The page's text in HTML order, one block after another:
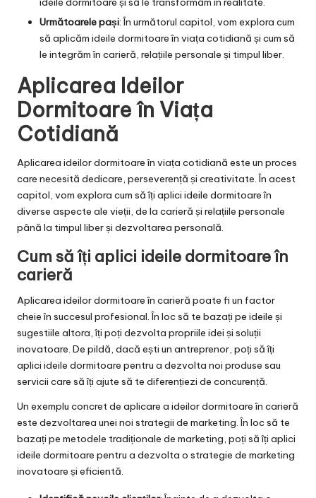
Următoarele pași: În următorul capitol, vom explora cum
să aplicăm ideile dormitoare în viața cotidiană și cum să
le integrăm în carieră, relațiile personale și timpul liber.
Aplicarea Ideilor
Dormitoare în Viața
Cotidiană
Aplicarea ideilor dormitoare în viața cotidiană este un proces
care necesită dedicare, perseverență și creativitate. În acest
capitol, vom explora cum să îți aplici ideile dormitoare în
diverse aspecte ale vieții, de la carieră și relațiile personale
până la timpul liber și dezvoltarea personală.
Cum să îți aplici ideile dormitoare în
carieră
Aplicarea ideilor dormitoare în carieră poate fi un factor
cheie în succesul profesional. În loc să te bazați pe ideile și
sugestiile altora, îți poți dezvolta propriile idei și soluții
inovatoare. De pildă, dacă ești un antreprenor, poți să îți
aplici ideile dormitoare pentru a dezvolta noi produse sau
servicii care să îți ajute să te diferențiezi de concurență.
Un exemplu concret de aplicare a ideilor dormitoare în carieră
este dezvoltarea unei noi strategii de marketing. În loc să te
bazați pe metodele tradiționale de marketing, poți să îți aplici
ideile dormitoare pentru a dezvolta o strategie de marketing
inovatoare și eficientă.